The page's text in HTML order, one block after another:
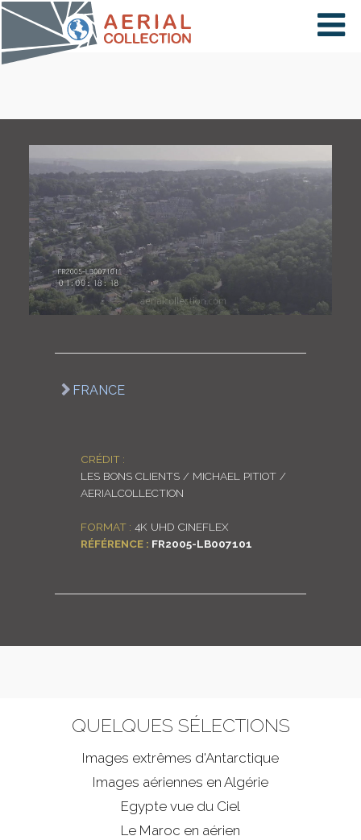
×
PAYS
CARTE
COLLECTIONS
FRANCE
CRÉDIT :
LES BONS CLIENTS / MICHAEL PITIOT /
AERIALCOLLECTION
FORMAT : 4K UHD CINEFLEX
RÉFÉRENCE : FR2005-LB007101
QUELQUES SÉLECTIONS
Images extrêmes d'Antarctique
Images aériennes en Algérie
Egypte vue du Ciel
Le Maroc en aérien